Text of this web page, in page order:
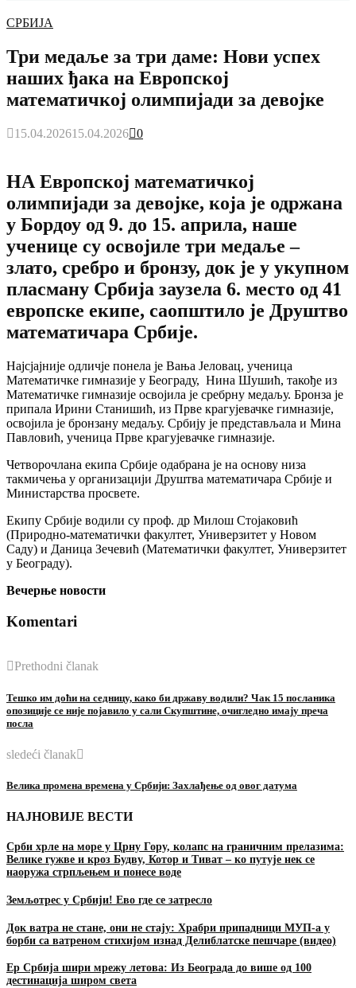
СРБИЈА
Три медаље за три даме: Нови успех
наших ђака на Европској
математичкој олимпијади за девојке
15.04.202615.04.2026 0
НА Европској математичкој
олимпијади за девојке, која је одржана
у Бордоу од 9. до 15. априла, наше
ученице су освојиле три медаље –
злато, сребро и бронзу, док је у укупном
пласману Србија заузела 6. место од 41
европске екипе, саопштило је Друштво
математичара Србије.
Најсјајније одличје понела је Вања Јеловац, ученица
Математичке гимназије у Београду, Нина Шушић, такође из
Математичке гимназије освојила је сребрну медаљу. Бронза је
припала Ирини Станишић, из Прве крагујевачке гимназије,
освојила је бронзану медаљу. Србију је представљала и Мина
Павловић, ученица Прве крагујевачке гимназије.
Четворочлана екипа Србије одабрана је на основу низа
такмичења у организацији Друштва математичара Србије и
Министарства просвете.
Екипу Србије водили су проф. др Милош Стојаковић
(Природно-математички факултет, Универзитет у Новом
Саду) и Даница Зечевић (Математички факултет, Универзитет
у Београду).
Вечерње новости
Komentari
Prethodni članak
Тешко им доћи на седницу, како би државу водили? Чак 15 посланика
опозиције се није појавило у сали Скупштине, очигледно имају преча
посла
sledeći članak
Велика промена времена у Србији: Захлађење од овог датума
НАЈНОВИЈЕ ВЕСТИ
Срби хрле на море у Црну Гору, колапс на граничним прелазима:
Велике гужве и кроз Будву, Котор и Тиват – ко путује нек се
наоружа стрпљењем и понесе воде
Земљотрес у Србији! Ево где се затресло
Док ватра не стане, они не стају: Храбри припадници МУП-а у
борби са ватреном стихијом изнад Делиблатске пешчаре (видео)
Ер Србија шири мрежу летова: Из Београда до више од 100
дестинација широм света